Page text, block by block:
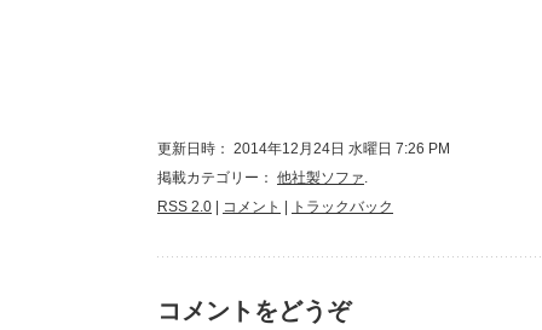
更新日時： 2014年12月24日 水曜日 7:26 PM
掲載カテゴリー： 他社製ソファ.
RSS 2.0
コメント トラックバック
コメントをどうぞ